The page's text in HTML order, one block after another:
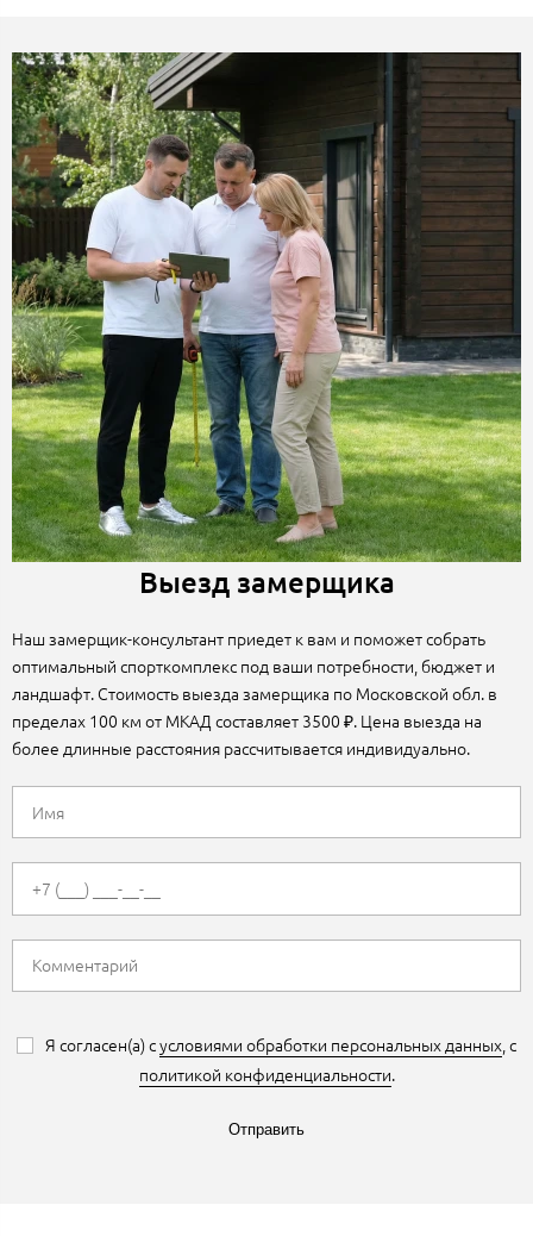
Выезд замерщика
Наш замерщик-консультант приедет к вам и поможет собрать
оптимальный спорткомплекс под ваши потребности, бюджет и
ландшафт. Стоимость выезда замерщика по Московской обл. в
пределах 100 км от МКАД составляет 3500 ₽. Цена выезда на
более длинные расстояния рассчитывается индивидуально.
Я согласен(а) сусловиями обработки персональных данных, с
политикой конфиденциальности.
Отправить